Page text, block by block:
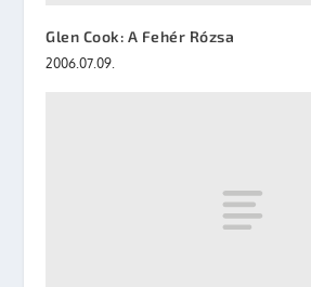
Glen Cook: A Fehér Rózsa
2006.07.09.